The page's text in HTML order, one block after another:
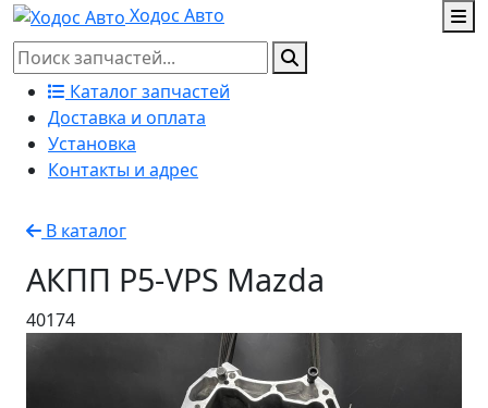
Ходос Авто
Каталог запчастей
Доставка и оплата
Установка
Контакты и адрес
В каталог
АКПП P5-VPS Mazda
40174